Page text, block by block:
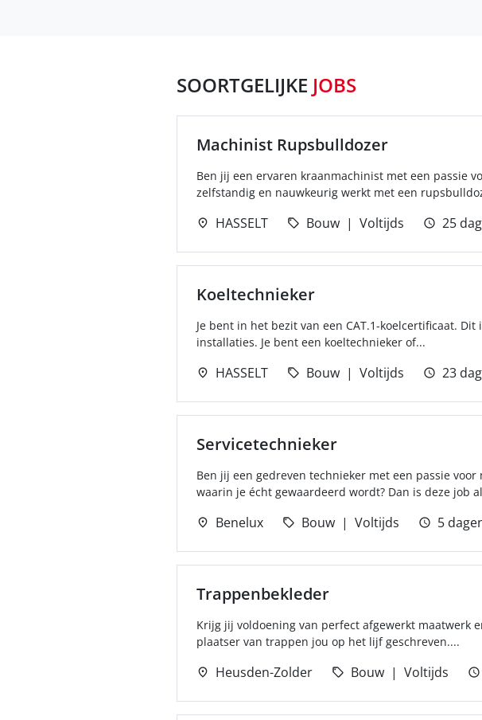
SOORTGELIJKE JOBS
Machinist Rupsbulldozer
Ben jij een ervaren kraanmachinist met een passie
zelfstandig en nauwkeurig werkt met een
HASSELT Bouw Voltijds 25
Koeltechnieker
Je bent in het bezit van een CAT.1-koelcertificaat.
installaties. Je bent een koeltechnieker of...
HASSELT Bouw Voltijds 23
Servicetechnieker
Ben jij een gedreven technieker met een passie
waarin je écht gewaardeerd wordt? Dan is deze job
Benelux Bouw Voltijds 5
Trappenbekleder
Krijg jij voldoening van perfect afgewerkt maatwerk
plaatser van trappen jou op het lijf geschreven....
Heusden-Zolder Bouw Voltijds